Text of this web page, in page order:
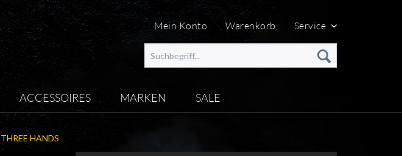
Mein Konto Warenkorb Service
ACCESSOIRES MARKEN SALE
HANDS